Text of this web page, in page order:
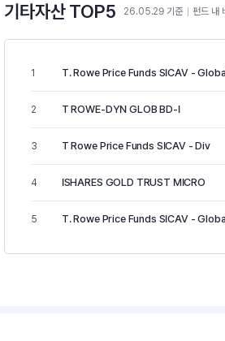
기타자산 TOP5 26.05.29 기준 펀드 내
1 T. Rowe Price Funds SICAV -
2 T ROWE-DYN GLOB BD-I
3 T Rowe Price Funds SICAV - Div
4 ISHARES GOLD TRUST MICRO
5 T. Rowe Price Funds SICAV -